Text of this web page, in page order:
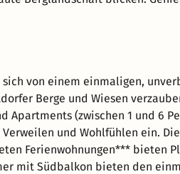
sich von einem einmaligen,
Berge und Wiesen
Apartments (zwischen 1 und 6
Verweilen und Wohlfühlen ein.
Ferienwohnungen*** bieten
mit Südbalkon bieten den